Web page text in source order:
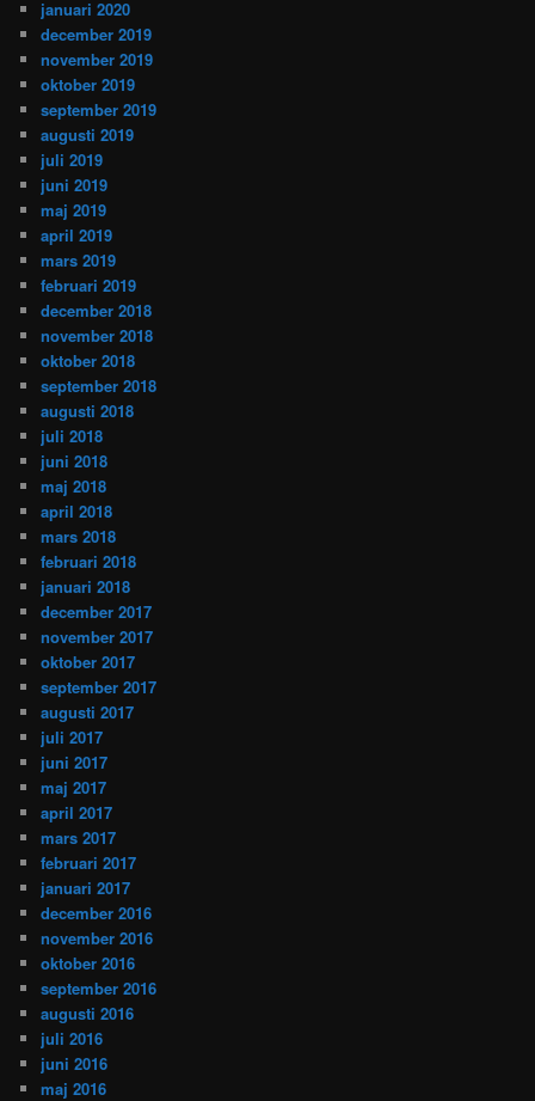
januari 2020
december 2019
november 2019
oktober 2019
september 2019
augusti 2019
juli 2019
juni 2019
maj 2019
april 2019
mars 2019
februari 2019
december 2018
november 2018
oktober 2018
september 2018
augusti 2018
juli 2018
juni 2018
maj 2018
april 2018
mars 2018
februari 2018
januari 2018
december 2017
november 2017
oktober 2017
september 2017
augusti 2017
juli 2017
juni 2017
maj 2017
april 2017
mars 2017
februari 2017
januari 2017
december 2016
november 2016
oktober 2016
september 2016
augusti 2016
juli 2016
juni 2016
maj 2016